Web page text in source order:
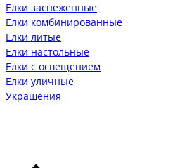
Елки заснеженные
Елки комбинированные
Елки литые
Елки настольные
Елки с освещением
Елки уличные
Украшения